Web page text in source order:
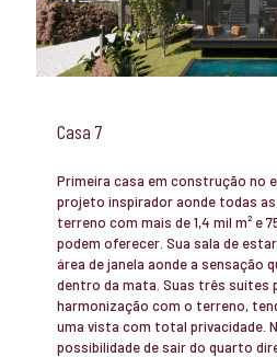
Casa 7
Primeira casa em construção no
projeto inspirador aonde todas
terreno com mais de 1,4 mil m² e
podem oferecer. Sua sala de
área de janela aonde a sensação
dentro da mata. Suas três suítes
harmonização com o terreno,
uma vista com total privacidade.
possibilidade de sair do quarto